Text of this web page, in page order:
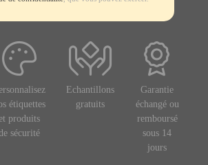
étiquettes
produits
sécurité
Echantillons
gratuits
Garantie
échangé ou
remboursé
sous 14
jours